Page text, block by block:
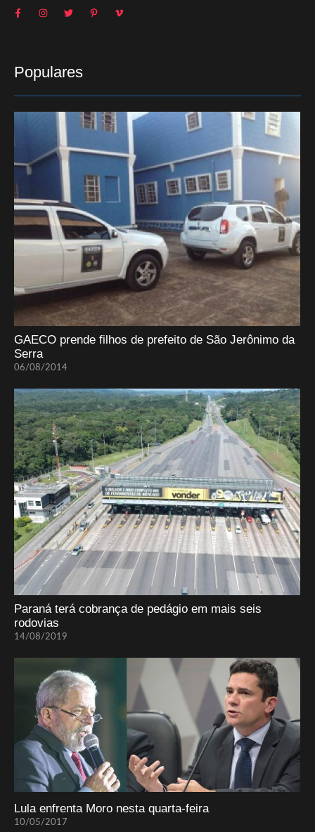
Populares
GAECO prende filhos de prefeito de São Jerônimo da
Serra
06/08/2014
Paraná terá cobrança de pedágio em mais seis
rodovias
14/08/2019
Lula enfrenta Moro nesta quarta-feira
10/05/2017